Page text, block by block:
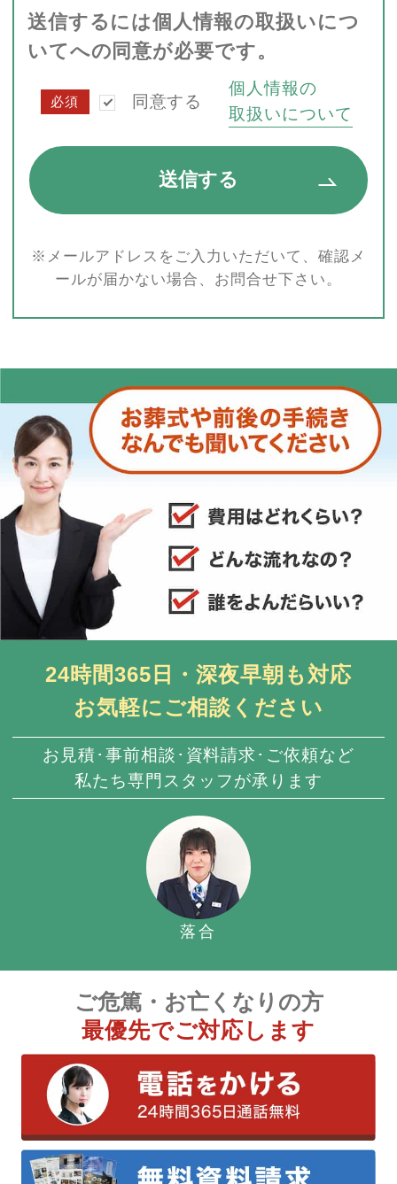
送信するには個人情報の取扱いにつ
いてへの同意が必要です。
必須 同意する
個人情報の
取扱いについて
※メールアドレスをご入力いただいて、確認メ
ールが届かない場合、お問合せ下さい。
24時間365日・深夜早朝も対応
お気軽にご相談ください
お見積･事前相談･資料請求･ご依頼など
私たち専門スタッフが承ります
落合
ご危篤・お亡くなりの方
最優先でご対応します